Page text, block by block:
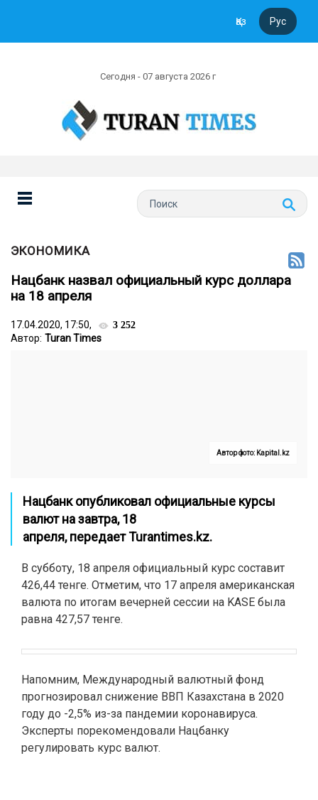
Қаз Рус
Сегодня - 07 августа 2026 г
ЭКОНОМИКА
Нацбанк назвал официальный курс доллара
на 18 апреля
17.04.2020, 17:50, 3 252
Автор: Turan Times
Автор фото: Kapital.kz
Нацбанк опубликовал официальные курсы
валют на завтра, 18
апреля,передаетTurantimes.kz.
В субботу, 18 апреля официальный курс составит
426,44 тенге. Отметим, что 17 апреля американская
валюта по итогам вечерней сессии на KASE была
равна 427,57 тенге.
Напомним, Международный валютный фонд
прогнозировал снижение ВВП Казахстана в 2020
году до -2,5% из-за пандемии коронавируса.
Эксперты порекомендовали Нацбанку
регулировать курс валют.